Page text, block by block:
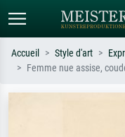
impressionnisme, vague de
Accueil Style d'art
Femme nue assise,